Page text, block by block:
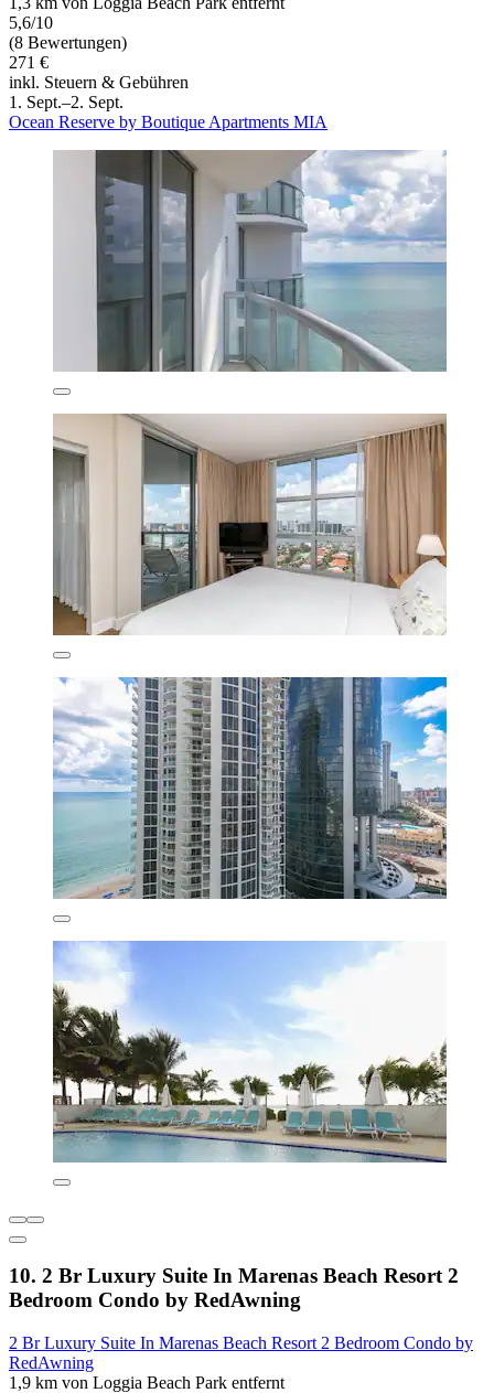
5,6/10
(8 Bewertungen)
271 €
inkl. Steuern & Gebühren
1. Sept.–2. Sept.
Ocean Reserve by Boutique Apartments MIA
10. 2 Br Luxury Suite In Marenas Beach Resort 2
Bedroom Condo by RedAwning
2 Br Luxury Suite In Marenas Beach Resort 2 Bedroom Condo by
RedAwning
1,9 km von Loggia Beach Park entfernt